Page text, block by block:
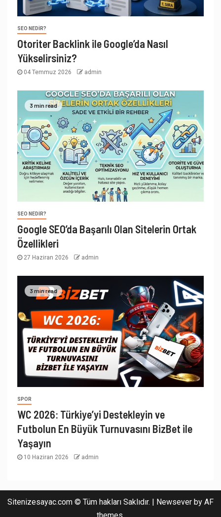
SEO NEDIR?
Otoriter Backlink ile Google’da Nasıl
Yükselirsiniz?
04 Temmuz 2026 admin
3 min read
SEO NEDIR?
Google SEO’da Başarılı Olan Sitelerin Ortak
Özellikleri
27 Haziran 2026 admin
3 min read
SPOR
WC 2026: Türkiye’yi Destekleyin ve
Futbolun En Büyük Turnuvasını BizBet ile
Yaşayın
10 Haziran 2026 admin
Sitenizesayac.com © Tüm hakları Saklıdır. | Newsever by AF